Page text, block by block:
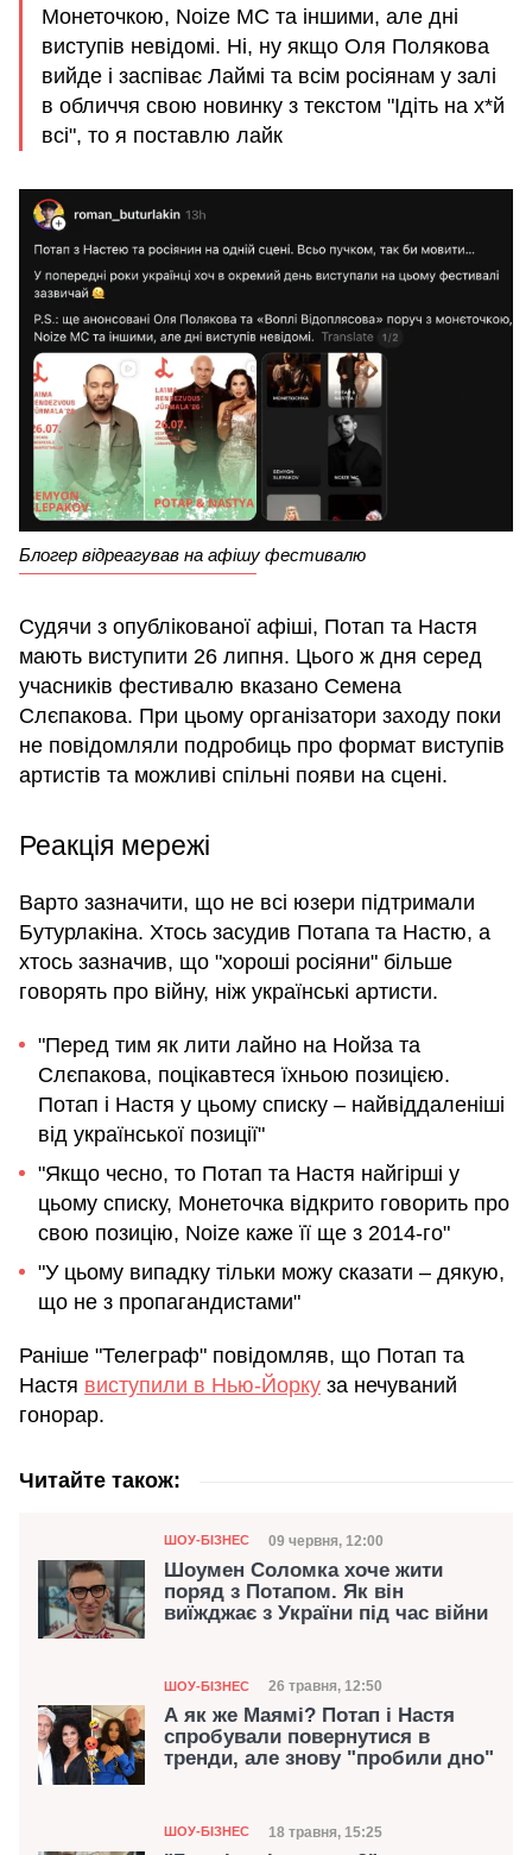
Монеточкою, Noize MC та іншими, але дні
виступів невідомі. Ні, ну якщо Оля Полякова
вийде і заспіває Лаймі та всім росіянам у залі
в обличчя свою новинку з текстом "Ідіть на х*й
всі", то я поставлю лайк
Блогер відреагував на афішу фестивалю
Судячи з опублікованої афіші, Потап та Настя
мають виступити 26 липня. Цього ж дня серед
учасників фестивалю вказано Семена
Слєпакова. При цьому організатори заходу поки
не повідомляли подробиць про формат виступів
артистів та можливі спільні появи на сцені.
Реакція мережі
Варто зазначити, що не всі юзери підтримали
Бутурлакіна. Хтось засудив Потапа та Настю, а
хтось зазначив, що "хороші росіяни" більше
говорять про війну, ніж українські артисти.
"Перед тим як лити лайно на Нойза та
Слєпакова, поцікавтеся їхньою позицією.
Потап і Настя у цьому списку – найвіддаленіші
від української позиції"
"Якщо чесно, то Потап та Настя найгірші у
цьому списку, Монеточка відкрито говорить про
свою позицію, Noize каже її ще з 2014-го"
"У цьому випадку тільки можу сказати – дякую,
що не з пропагандистами"
Раніше "Телеграф" повідомляв, що Потап та
Настя виступили в Нью-Йорку за нечуваний
гонорар.
Читайте також:
Категорія
ШОУ-БІЗНЕС Дата публікації
09 червня, 12:00
Шоумен Соломка хоче жити
поряд з Потапом. Як він
виїжджає з України під час війни
Категорія
ШОУ-БІЗНЕС Дата публікації
26 травня, 12:50
А як же Маямі? Потап і Настя
спробували повернутися в
тренди, але знову "пробили дно"
Категорія
ШОУ-БІЗНЕС Дата публікації
18 травня, 15:25